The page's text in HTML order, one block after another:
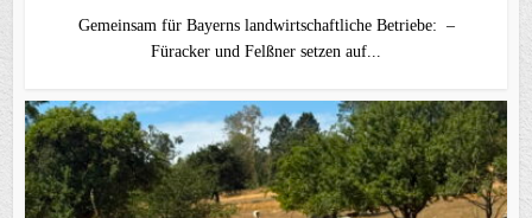
Gemeinsam für Bayerns landwirtschaftliche Betriebe: –
Füracker und Felßner setzen auf...